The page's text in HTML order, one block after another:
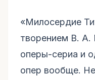
«Милосердие
творением В.
оперы-сериа и
опер вообще.